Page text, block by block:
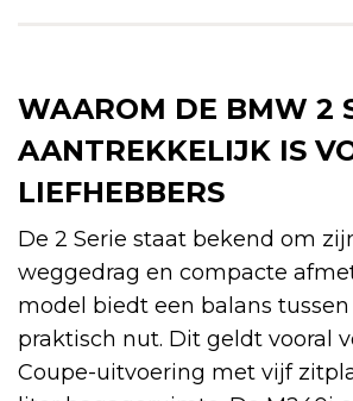
WAAROM DE BMW 2
AANTREKKELIJK IS
LIEFHEBBERS
De 2 Serie staat bekend om
weggedrag en compacte
model biedt een balans
praktisch nut. Dit geldt vooral
Coupe-uitvoering met vijf